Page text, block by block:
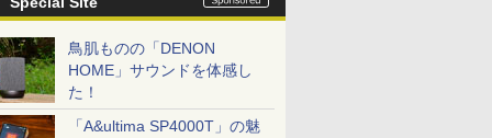
鳥肌ものの「DENON
HOME」サウンドを体感し
た！
「A&ultima SP4000T」の魅